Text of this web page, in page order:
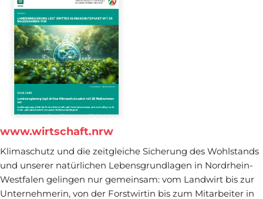
www.wirtschaft.nrw
Klimaschutz und die zeitgleiche Sicherung des Wohlstands
und unserer natürlichen Lebensgrundlagen in Nordrhein-
Westfalen gelingen nur gemeinsam: vom Landwirt bis zur
Unternehmerin, von der Forstwirtin bis zum Mitarbeiter in